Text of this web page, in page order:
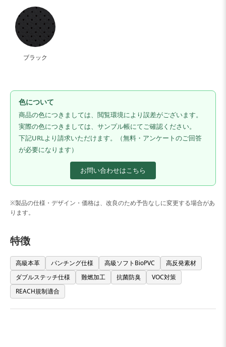
ブラック
色について
商品の色につきましては、閲覧環境により誤差がございます。
実際の色につきましては、サンプル帳にてご確認ください。
下記URLより請求いただけます。（無料・アンケートのご回答
が必要になります）
お問い合わせはこちら
※製品の仕様・デザイン・価格は、改良のため予告なしに変更する場合があ
ります。
特徴
高級本革 パンチング仕様 高級ソフトBioPVC
高反発素材
ダブルステッチ仕様
難燃加工 抗菌防臭
VOC対策
REACH規制適合